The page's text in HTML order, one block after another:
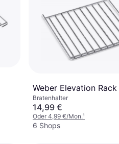
Weber Elevation Rack
Bratenhalter
14,99 €
Oder 4,99 €/Mon.¹
6 Shops